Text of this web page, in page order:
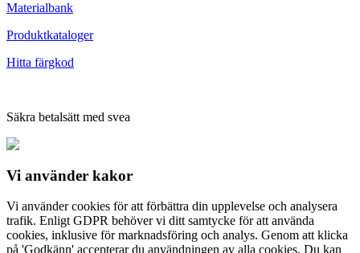
Materialbank
Produktkataloger
Hitta färgkod
Säkra betalsätt med svea
Vi använder kakor
Vi använder cookies för att förbättra din upplevelse och analysera
trafik. Enligt GDPR behöver vi ditt samtycke för att använda
cookies, inklusive för marknadsföring och analys. Genom att klicka
på 'Godkänn' accepterar du användningen av alla cookies. Du kan